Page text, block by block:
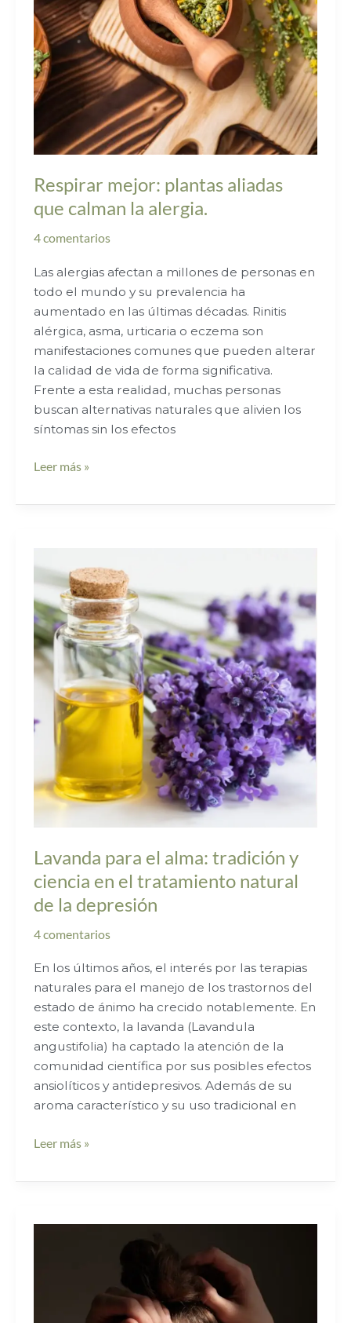
Respirar mejor: plantas aliadas
que calman la alergia.
4 comentarios
Las alergias afectan a millones de personas en
todo el mundo y su prevalencia ha
aumentado en las últimas décadas. Rinitis
alérgica, asma, urticaria o eczema son
manifestaciones comunes que pueden alterar
la calidad de vida de forma significativa.
Frente a esta realidad, muchas personas
buscan alternativas naturales que alivien los
síntomas sin los efectos
alergia.
Leer más »
Lavanda para el alma: tradición y
ciencia en el tratamiento natural
de la depresión
4 comentarios
En los últimos años, el interés por las terapias
naturales para el manejo de los trastornos del
estado de ánimo ha crecido notablemente. En
este contexto, la lavanda (Lavandula
angustifolia) ha captado la atención de la
comunidad científica por sus posibles efectos
ansiolíticos y antidepresivos. Además de su
aroma característico y su uso tradicional en
para
el
alma:
tradición
y
ciencia
tratamiento
la
depresión
Leer más »